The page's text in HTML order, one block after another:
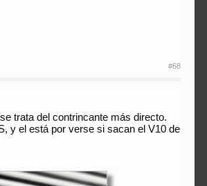
#68
trata del contrincante más directo.
y el está por verse si sacan el V10 de